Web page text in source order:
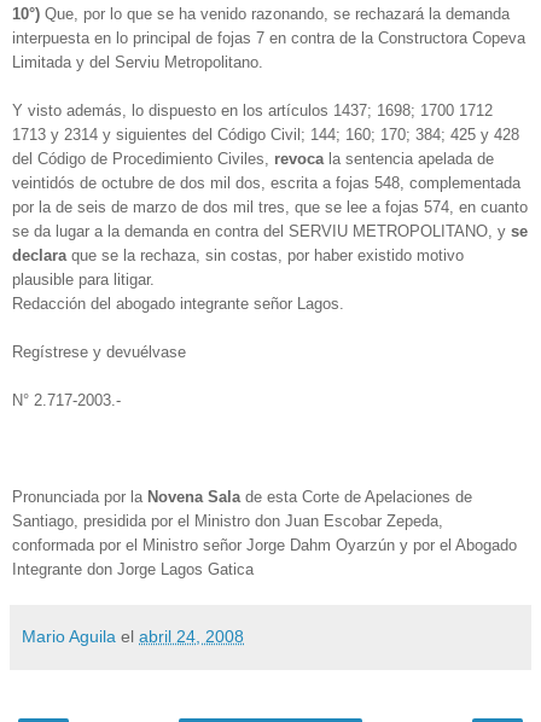
10°) Que, por lo que se ha venido razonando, se rechazará la demanda
interpuesta en lo principal de fojas 7 en contra de la Constructora Copeva
Limitada y del Serviu Metropolitano.
Y visto además, lo dispuesto en los artículos 1437; 1698; 1700 1712
1713 y 2314 y siguientes del Código Civil; 144; 160; 170; 384; 425 y 428
del Código de Procedimiento Civiles, revoca la sentencia apelada de
veintidós de octubre de dos mil dos, escrita a fojas 548, complementada
por la de seis de marzo de dos mil tres, que se lee a fojas 574, en cuanto
se da lugar a la demanda en contra del SERVIU METROPOLITANO, y se
declara que se la rechaza, sin costas, por haber existido motivo
plausible para litigar.
Redacción del abogado integrante señor Lagos.
Regístrese y devuélvase
N° 2.717-2003.-
Pronunciada por la Novena Sala de esta Corte de Apelaciones de
Santiago, presidida por el Ministro don Juan Escobar Zepeda,
conformada por el Ministro señor Jorge Dahm Oyarzún y por el Abogado
Integrante don Jorge Lagos Gatica
Mario Aguila el abril 24, 2008